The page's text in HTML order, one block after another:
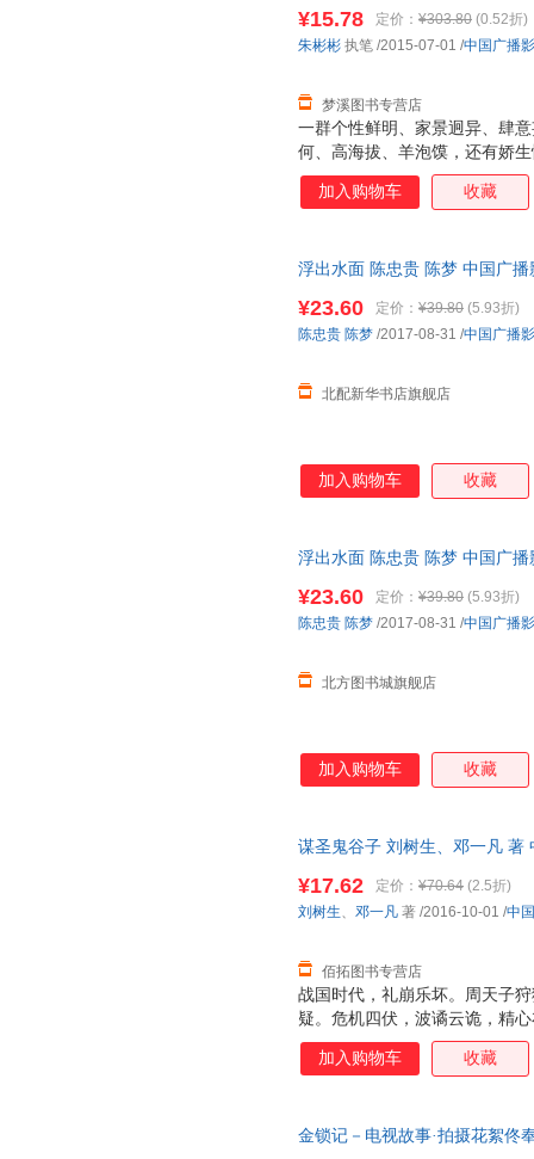
一群个性鲜明、家景迥异、肆
何、高海拔、羊泡馍，还有娇
梦想和目的，从五湖四海出发
来到了生命的极限之地。 成为
凛冽的狂风暴雪中，一群稚嫩
滚烫的炼火中，他们徒手搏击
合到撕裂，归零与重塑，无坚
¥15.78 定价： ¥303.80 (0.52折)
梦溪图书专营店
朱彬彬 执笔 /2015-07-01 /中国广播
加入购物车 收藏
浮出水面 陈忠贵 陈梦 中国广
¥23.60 定价： ¥39.80 (5.93折)
北配新华书店旗舰店
陈忠贵 陈梦 /2017-08-31 /中国广播
加入购物车 收藏
浮出水面 陈忠贵 陈梦 中国广
¥23.60 定价： ¥39.80 (5.93折)
北方图书城旗舰店
陈忠贵 陈梦 /2017-08-31 /中国广播
加入购物车 收藏
谋圣鬼谷子 刘树生、邓一凡 著
战国时代，礼崩乐坏。周天子
疑。危机四伏，波谲云诡，精
起，大时代中，秉承理想与信
与门生孙膑、庞涓、苏秦、张
顶王座一统中华的博弈之路。
¥17.62 定价： ¥70.64 (2.5折)
佰拓图书专营店
刘树生、 邓一凡 著 /2016-10-01 /中
加入购物车 收藏
金锁记－电视故事·拍摄花絮佟